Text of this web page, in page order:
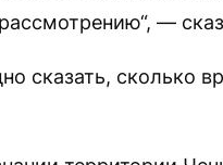
—
сказать, сколько